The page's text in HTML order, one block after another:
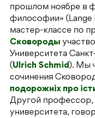
прошлом ноябре в
философии» (Lange
мастер-классе по
Сковороды
Университета
(Ulrich Schmid ). Мы
сочинения
подорожніх про
Другой профессор,
университета,